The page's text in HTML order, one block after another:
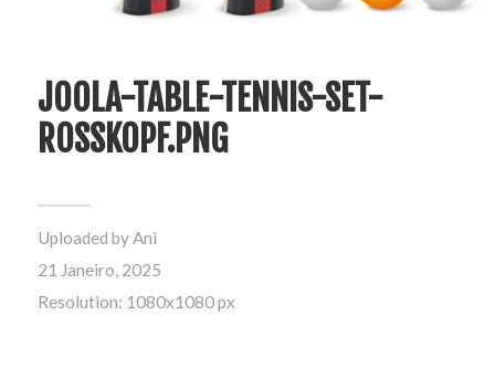
JOOLA-TABLE-TENNIS-SET-
ROSSKOPF.PNG
Uploaded byAni
21 Janeiro, 2025
Resolution: 1080x1080 px